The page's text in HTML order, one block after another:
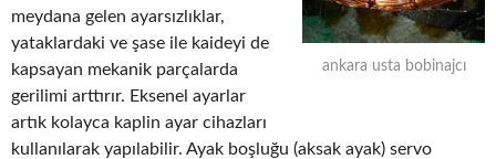
ankara usta bobinajcı
meydana gelen ayarsızlıklar,
yataklardaki ve şase ile kaideyi de
kapsayan mekanik parçalarda
gerilimi arttırır. Eksenel ayarlar
artık kolayca kaplin ayar cihazları
kullanılarak yapılabilir. Ayak boşluğu (aksak ayak) servo